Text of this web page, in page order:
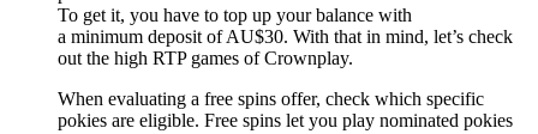
To get it, you have to top up your balance with
a minimum deposit of AU$30. With that in mind, let’s check
out the high RTP games of Crownplay.
When evaluating a free spins offer, check which specific
pokies are eligible. Free spins let you play nominated pokies